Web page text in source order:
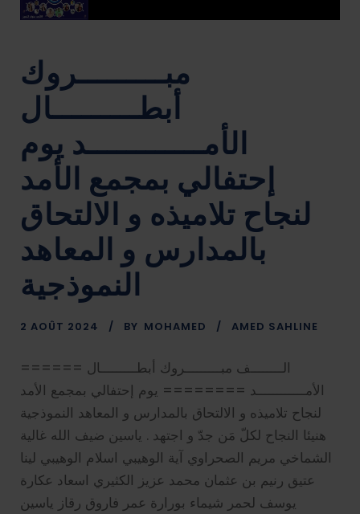
مبـــــــــروك
أبطـــــــــال
الأمــــــــــــد يوم
إحتفالي بمجمع الأمد
لنجاح تلاميذه و الالتحاق
بالمدارس و المعاهد
النموذجية
2 AOÛT 2024 BY MOHAMED AMED SAHLINE
====== الــــــــف مبـــــــــروك أبطـــــــــال
الأمــــــــــــد ======== يوم إحتفالي بمجمع الأمد
لنجاح تلاميذه و الالتحاق بالمدارس و المعاهد النموذجية
هنيئا النجاح لكلّ مَن جدّ و اجتهد . ياسين ضيف الله غالية
الشماخي مريم الصحراوي آية الوهيبي اسلام الوهيبي لينا
عتيق رنيم بن عثمان محمد عزيز الكثيري اسعاد عكارة
يوسف لحمر شيماء بورارة عمر فاروق رقاز ياسين